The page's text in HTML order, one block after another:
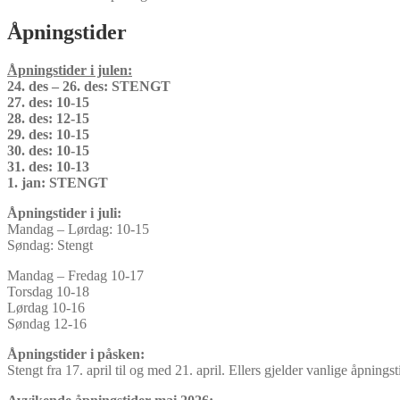
Åpningstider
Åpningstider i julen:
24. des – 26. des: STENGT
27. des: 10-15
28. des: 12-15
29. des: 10-15
30. des: 10-15
31. des: 10-13
1. jan: STENGT
Åpningstider i juli:
Mandag – Lørdag: 10-15
Søndag: Stengt
Mandag – Fredag 10-17
Torsdag 10-18
Lørdag 10-16
Søndag 12-16
Åpningstider i påsken:
Stengt fra 17. april til og med 21. april. Ellers gjelder vanlige